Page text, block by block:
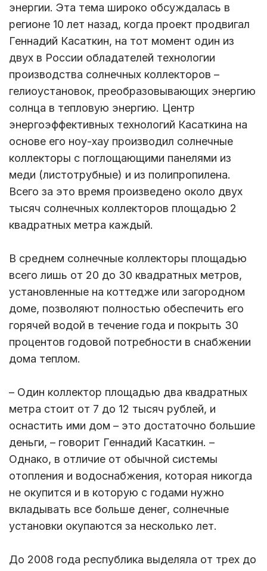
энергии. Эта тема широко обсуждалась в
регионе 10 лет назад, когда проект продвигал
Геннадий Касаткин, на тот момент один из
двух в России обладателей технологии
производства солнечных коллекторов –
гелиоустановок, преобразовывающих энергию
солнца в тепловую энергию. Центр
энергоэффективных технологий Касаткина на
основе его ноу-хау производил солнечные
коллекторы с поглощающими панелями из
меди (листотрубные) и из полипропилена.
Всего за это время произведено около двух
тысяч солнечных коллекторов площадью 2
квадратных метра каждый.
В среднем солнечные коллекторы площадью
всего лишь от 20 до 30 квадратных метров,
установленные на коттедже или загородном
доме, позволяют полностью обеспечить его
горячей водой в течение года и покрыть 30
процентов годовой потребности в снабжении
дома теплом.
– Один коллектор площадью два квадратных
метра стоит от 7 до 12 тысяч рублей, и
оснастить ими дом – это достаточно большие
деньги, – говорит Геннадий Касаткин. –
Однако, в отличие от обычной системы
отопления и водоснабжения, которая никогда
не окупится и в которую с годами нужно
вкладывать все больше денег, солнечные
установки окупаются за несколько лет.
До 2008 года республика выделяла от трех до